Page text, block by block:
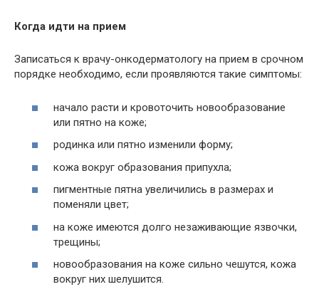
Когда идти на прием
Записаться к врачу-онкодерматологу на прием в срочном
порядке необходимо, если проявляются такие симптомы:
начало расти и кровоточить новообразование
или пятно на коже;
родинка или пятно изменили форму;
кожа вокруг образования припухла;
пигментные пятна увеличились в размерах и
поменяли цвет;
на коже имеются долго незаживающие язвочки,
трещины;
новообразования на коже сильно чешутся, кожа
вокруг них шелушится.